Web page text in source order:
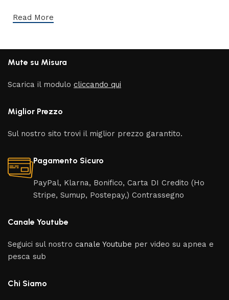
Read More
Mute su Misura
Scarica il modulocliccando qui
Miglior Prezzo
Sul nostro sito trovi il miglior prezzo garantito.
Pagamento Sicuro
PayPal, Klarna, Bonifico, Carta DI Credito (Ho
Stripe, Sumup, Postepay,) Contrassegno
Canale Youtube
Seguici sul nostrocanale Youtube per video su apnea e
pesca sub
Chi Siamo